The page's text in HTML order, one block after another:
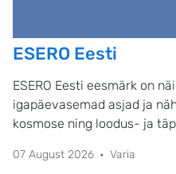
ESERO Eesti
ESERO Eesti eesmärk on
igapäevasemad asjad ja
kosmose ning loodus- ja
07 August 2026 Varia